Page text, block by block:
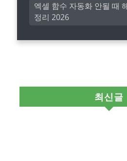
엑셀 함수 자동화 안될 때
정리 2026
최신글